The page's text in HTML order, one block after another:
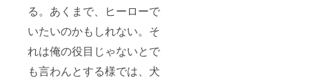
る。あくまで、ヒーローで
いたいのかもしれない。そ
れは俺の役目じゃないとで
も言わんとする様では、犬